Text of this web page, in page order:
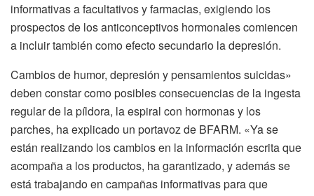
informativas a facultativos y farmacias, exigiendo los
prospectos de los anticonceptivos hormonales comiencen
a incluir también como efecto secundario la depresión.
Cambios de humor, depresión y pensamientos suicidas»
deben constar como posibles consecuencias de la ingesta
regular de la píldora, la espiral con hormonas y los
parches, ha explicado un portavoz de BFARM. «Ya se
están realizando los cambios en la información escrita que
acompaña a los productos, ha garantizado, y además se
está trabajando en campañas informativas para que